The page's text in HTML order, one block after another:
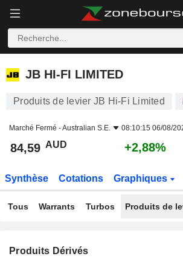
JB HI-FI LIMITED
JB HI-FI LIMITED
Produits de levier JB Hi-Fi Limited
Marché Fermé -Australian S.E. 08:10:15 06/08/
84,59 AUD +2,88%
Synthèse Cotations Graphiques
Tous Warrants Turbos Produits de
Produits Dérivés